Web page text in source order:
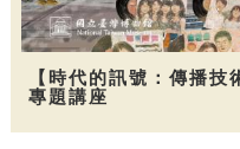
【時代的訊號：傳播技
專題講座